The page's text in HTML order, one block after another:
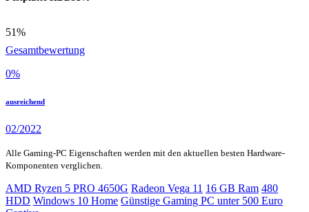
51%
Gesamtbewertung
0%
ausreichend
02/2022
Alle Gaming-PC Eigenschaften werden mit den aktuellen besten Hardware-
Komponenten verglichen.
AMD Ryzen 5 PRO 4650G Radeon Vega 11 16 GB Ram 480
HDD Windows 10 Home Günstige Gaming PC unter 500 Euro